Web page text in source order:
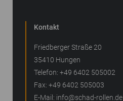
Kontakt
Friedberger Straße 20
35410 Hungen
Telefon: +49 6402 505002
Fax: +49 6402 505003
E-Mail: info@schad-rollen.de